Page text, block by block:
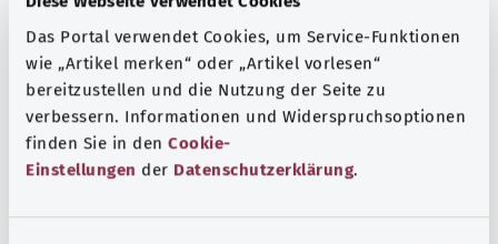
Das Portal verwendet Cookies, um Service-Funktionen
wie „Artikel merken“ oder „Artikel vorlesen“
bereitzustellen und die Nutzung der Seite zu
verbessern. Informationen und Widerspruchsoptionen
finden Sie in den Cookie-
Einstellungen der Datenschutzerklärung.
hastalığa neden olur.
Ek kodlar
Not